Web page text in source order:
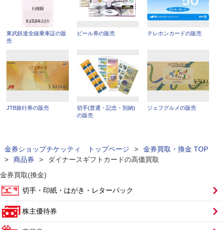
東武鉄道全線乗車証の販
売
ビール券の販売 テレホンカードの販売
JTB旅行券の販売
切手(普通・記念・別納)
の販売
ジェフグルメの販売
金券ショップチケッティ トップページ >
金券買取・換金 TOP
>
商品券 >
ダイナースギフトカードの高価買取
金券買取(換金)
切手・印紙・はがき・レターパック
株主優待券